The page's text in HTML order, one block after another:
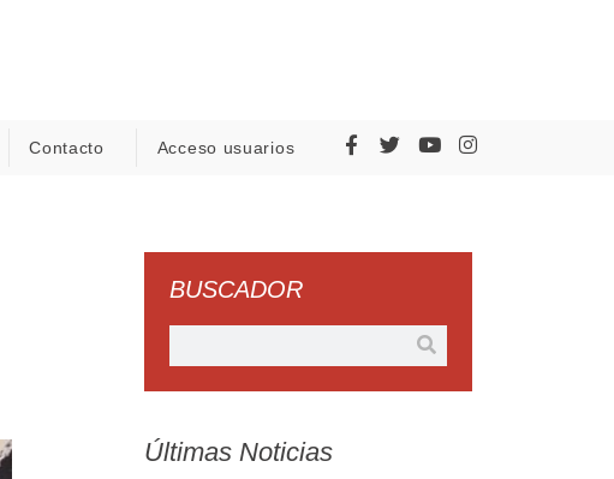
Contacto Acceso usuarios
BUSCADOR
Últimas Noticias